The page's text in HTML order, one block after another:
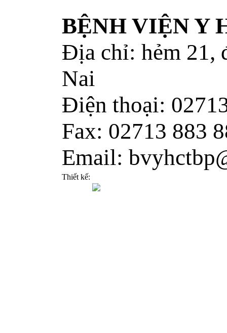
BỆNH VIỆN Y
Địa chỉ: hẻm 21,
Nai
Điện thoại:
Fax: 02713 883
Email:
Thiết kế: